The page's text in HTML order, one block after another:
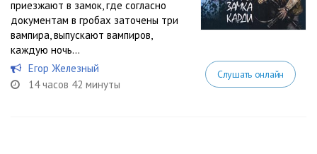
приезжают в замок, где согласно
документам в гробах заточены три
вампира, выпускают вампиров,
каждую ночь...
Егор Железный
14 часов 42 минуты
Слушать онлайн